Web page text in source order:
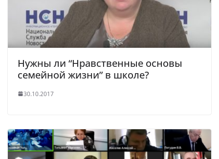
Нужны ли “Нравственные основы
семейной жизни” в школе?
30.10.2017